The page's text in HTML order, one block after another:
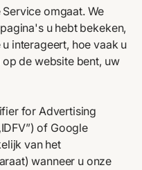
omgaat. We
u hebt bekeken,
interageert, hoe vaak u
de website bent, uw
for Advertising
of Google
van het
wanneer u onze